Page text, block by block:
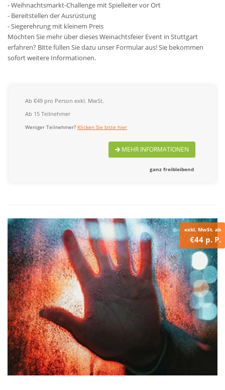
- Weihnachtsmarkt-Challenge mit Spielleiter vor Ort
- Bereitstellen der Ausrüstung
- Siegerehrung mit kleinem Preis
Möchten Sie mehr über dieses Weinachtsfeier Event in Stuttgart
erfahren? Bitte füllen Sie dazu unser Formular aus! Sie bekommen
sofort weitere Informationen.
Ab €49 pro Person exkl. MwSt.
Ab 15 Teilnehmer
Weniger Teilnehmer? Klicken Sie bitte hier
MEHR INFORMATIONEN
ganz freibleibend
exkl. MwSt. ab
€44 p. P.